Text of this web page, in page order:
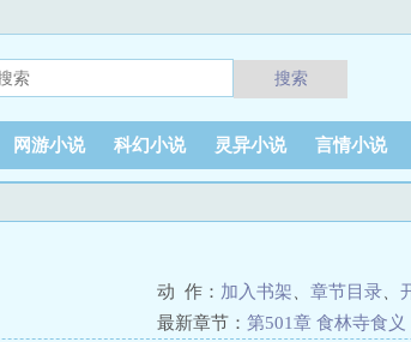
搜索
网游小说 科幻小说 灵异小说 言情小说
动 作： 加入书架 章节目录
最新章节： 第501章 食林寺食义